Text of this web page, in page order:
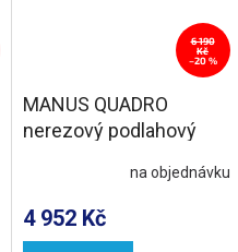
6 190
Kč
–20 %
MANUS QUADRO
nerezový podlahový
na objednávku
4 952 Kč